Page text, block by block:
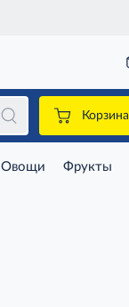
Корзина
Овощи Фрукты